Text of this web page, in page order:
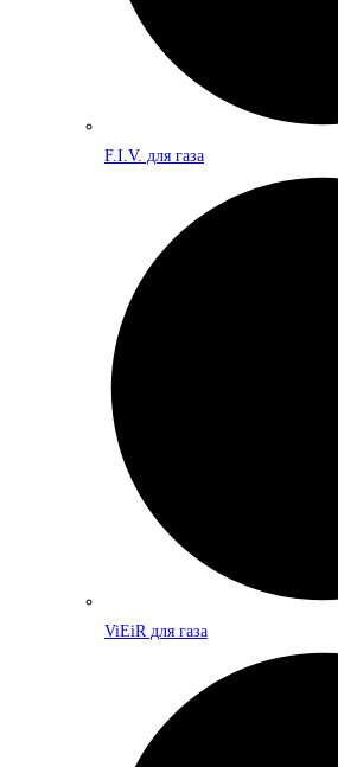
F.I.V. для газа
ViEiR для газа